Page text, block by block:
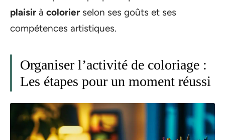
plaisir à colorier selon ses goûts et ses
compétences artistiques.
Organiser l’activité de coloriage :
Les étapes pour un moment réussi